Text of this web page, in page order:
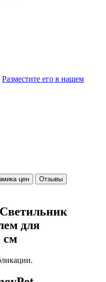
Разместите его в нашем
цен
Отзывы
для
см